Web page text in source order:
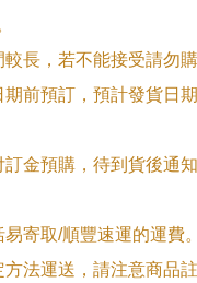
長，若不能接受請勿購
前預訂，預計發貨日
金預購，待到貨後通
寄取/順豐速運的運費。
法運送，請注意商品註